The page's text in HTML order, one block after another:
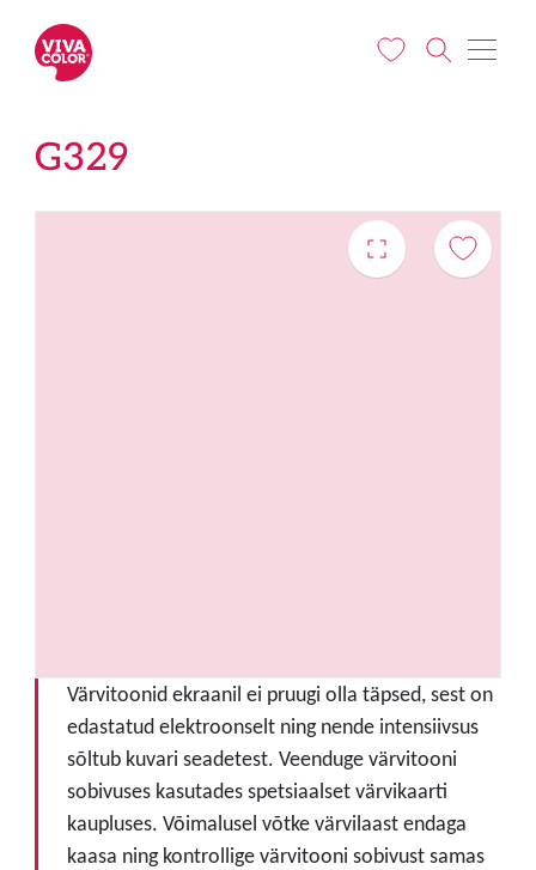
G329
Värvitoonid ekraanil ei pruugi olla täpsed, sest on
edastatud elektroonselt ning nende intensiivsus
sõltub kuvari seadetest. Veenduge värvitooni
sobivuses kasutades spetsiaalset värvikaarti
kaupluses. Võimalusel võtke värvilaast endaga
kaasa ning kontrollige värvitooni sobivust samas